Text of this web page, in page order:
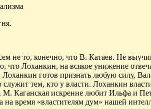
не то, конечно, что В. Катаев. Не
что Лоханкин, на всякое унижение
Лоханкин готов признать любую силу,
тем, кто у власти. Лоханкин
Каганская искренне любит Ильфа и
на время «властителям дум» нашей